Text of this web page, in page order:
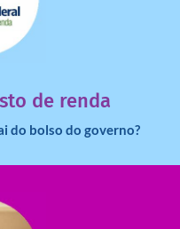
de renda
do bolso do governo?
o governo?